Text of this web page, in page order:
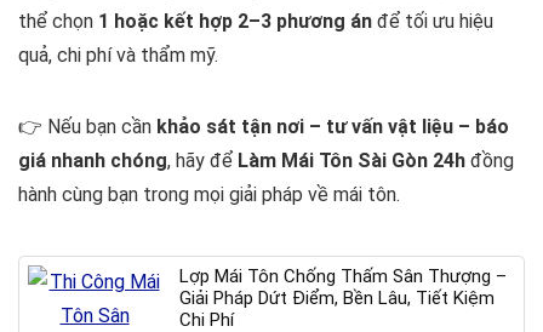
thể chọn 1 hoặc kết hợp 2–3 phương án để tối ưu hiệu
quả, chi phí và thẩm mỹ.
👉 Nếu bạn cần khảo sát tận nơi – tư vấn vật liệu – báo
giá nhanh chóng, hãy để Làm Mái Tôn Sài Gòn 24h đồng
hành cùng bạn trong mọi giải pháp về mái tôn.
Lợp Mái Tôn Chống Thấm Sân Thượng –
Giải Pháp Dứt Điểm, Bền Lâu, Tiết Kiệm
Chi Phí